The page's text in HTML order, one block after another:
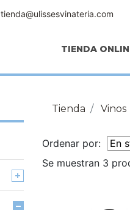
tienda@ulissesvinateria.com
TIENDA
Tienda Vinos
Ordenar por:
Se muestran 3